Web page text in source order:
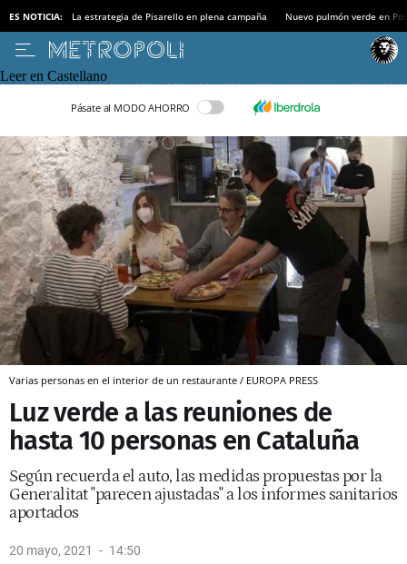
ES NOTICIA: La estrategia de Pisarello en plena campaña Nuevo pulmón verde en
Leer en Castellano
Pásate al MODO AHORRO
Varias personas en el interior de un restaurante / EUROPA PRESS
Luz verde a las reuniones de
hasta 10 personas en Cataluña
Según recuerda el auto, las medidas propuestas por la
Generalitat "parecen ajustadas" a los informes sanitarios
aportados
20 mayo, 2021 14:50